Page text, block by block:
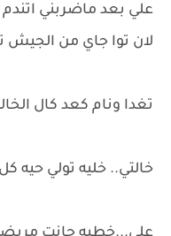
علي بعد ماضربني
لان توا جاي من الجيش
تغدا ونام كعد كال
خالتي.. خليه تولي حيه